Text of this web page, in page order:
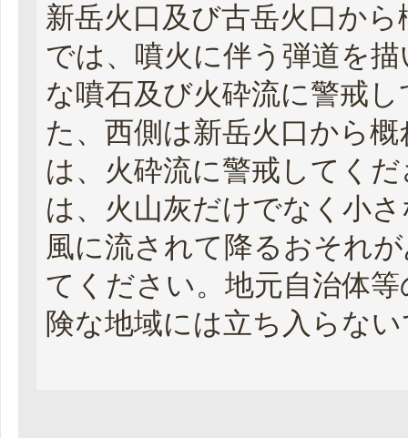
新岳火口及び古岳火口か
では、噴火に伴う弾道を
な噴石及び火砕流に警戒
た、西側は新岳火口から
は、火砕流に警戒してく
は、火山灰だけでなく小
風に流されて降るおそれ
てください。地元自治体
険な地域には立ち入らな